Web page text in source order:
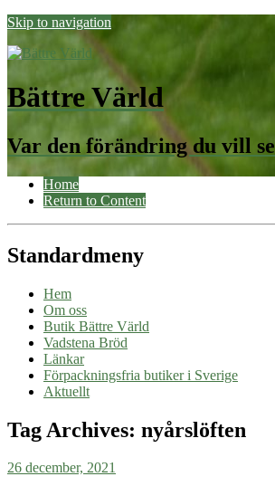
Skip to navigation
Bättre Värld
Var den förändring du vill se
Home
Return to Content
Standardmeny
Hem
Om oss
Butik Bättre Värld
Vadstena Bröd
Länkar
Förpackningsfria butiker i Sverige
Aktuellt
Tag Archives: nyårslöften
26 december, 2021